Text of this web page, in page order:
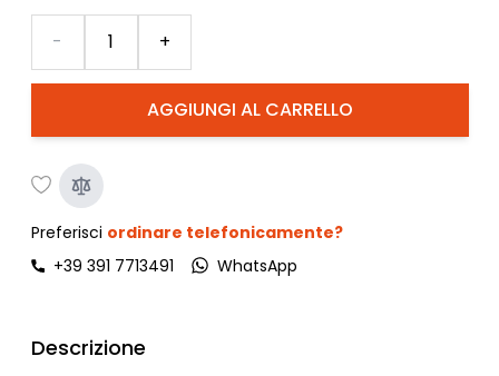
AGGIUNGI AL CARRELLO
- +
Preferisci ordinare telefonicamente?
+39 391 7713491
WhatsApp
Descrizione